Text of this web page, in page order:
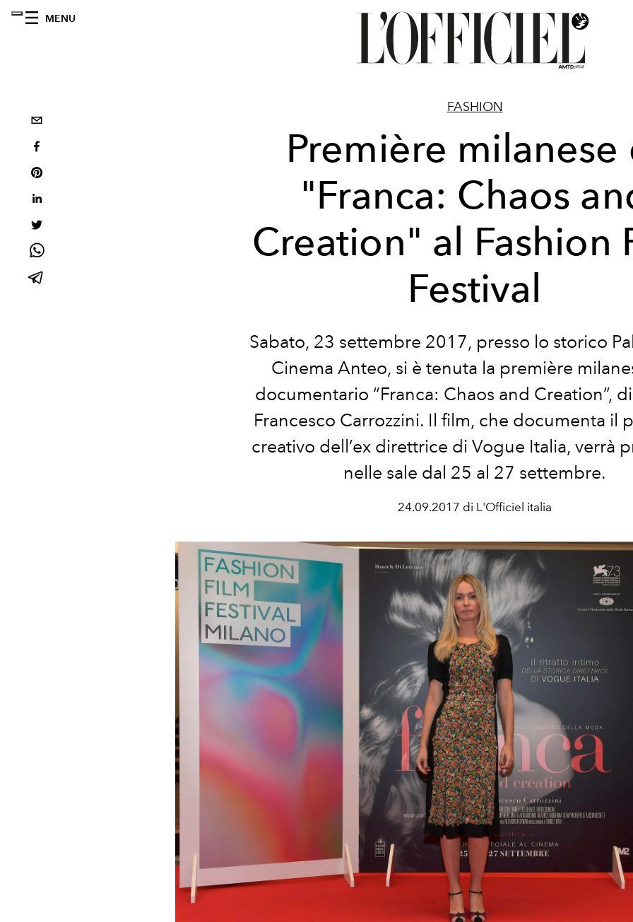
MENU
FASHION
Première milanese
"Franca: Chaos
Creation" al Fashion
Festival
Sabato, 23 settembre 2017, presso lo storico
Cinema Anteo, si è tenuta la première
documentario “Franca: Chaos and Creation”,
Francesco Carrozzini. Il film, che documenta il
creativo dell’ex direttrice di Vogue Italia, verrà
nelle sale dal 25 al 27 settembre.
24.09.2017 di L'Officiel italia